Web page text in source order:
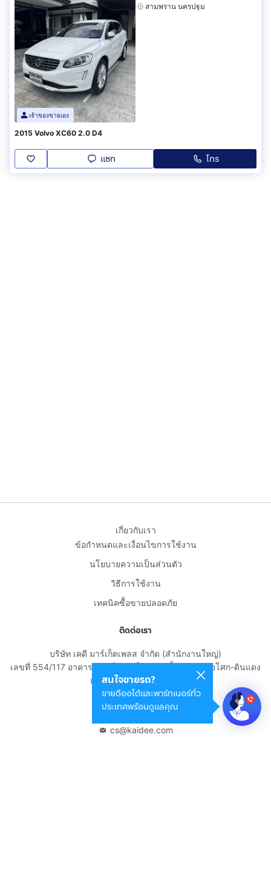
เจ้าของขายเอง
สามพราน นครปฐม
2015 Volvo XC60 2.0 D4
แชท โทร
สนใจขายรถ?
ขายดีออโต้และพาร์ทเนอร์ทั่ว
ประเทศพร้อมดูแลคุณ
เกี่ยวกับเรา
ข้อกำหนดและเงื่อนไขการใช้งาน
นโยบายความเป็นส่วนตัว
วิธีการใช้งาน
เทคนิคซื้อขายปลอดภัย
ติดต่อเรา
บริษัท เคดี มาร์เก็ตเพลส จำกัด (สำนักงานใหญ่)
เลขที่ 554/117 อาคารสกายไนน์ เซ็นเตอร์ ชั้น 22 ถนนอโศก-ดินแดง
แขวงดินแดง เขตดินแดง
กรุงเทพมหานคร 10400
cs@kaidee.com